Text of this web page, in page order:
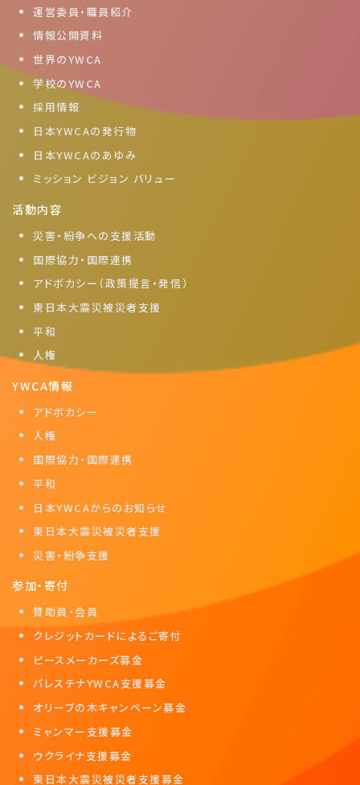
運営委員・職員紹介
情報公開資料
世界のYWCA
学校のYWCA
採用情報
日本YWCAの発行物
日本YWCAのあゆみ
ミッション ビジョン バリュー
活動内容
災害・紛争への支援活動
国際協力・国際連携
アドボカシー（政策提言・発信）
東日本大震災被災者支援
平和
人権
YWCA情報
アドボカシー
人権
国際協力・国際連携
平和
日本YWCAからのお知らせ
東日本大震災被災者支援
災害・紛争支援
参加・寄付
賛助員・会員
クレジットカードによるご寄付
ピースメーカーズ募金
パレスチナYWCA支援募金
オリーブの木キャンペーン募金
ミャンマー支援募金
ウクライナ支援募金
東日本大震災被災者支援募金